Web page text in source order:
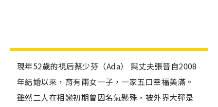
現年52歲的視后蔡少芬（Ada） 與丈夫張晉自2008
年結婚以來，育有兩女一子，一家五口幸福美滿。
雖然二人在相戀初期曾因名氣懸殊，被外界大彈是